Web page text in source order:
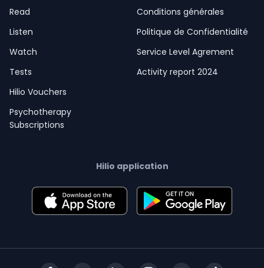
Read
Listen
Watch
Tests
Hilio Vouchers
Psychotherapy
Subscriptions
Conditions générales
Politique de Confidentialité
Service Level Agrement
Activity report 2024
Hilio application